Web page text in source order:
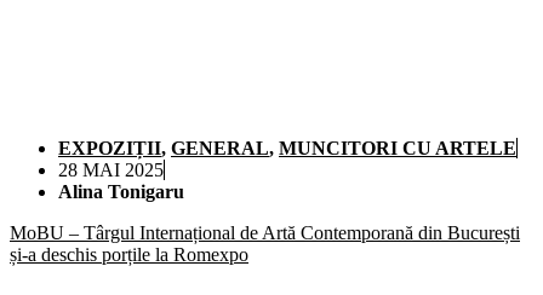
EXPOZIȚII, GENERAL, MUNCITORI CU ARTELE
28 MAI 2025
Alina Tonigaru
MoBU – Târgul Internațional de Artă Contemporană din București
și-a deschis porțile la Romexpo